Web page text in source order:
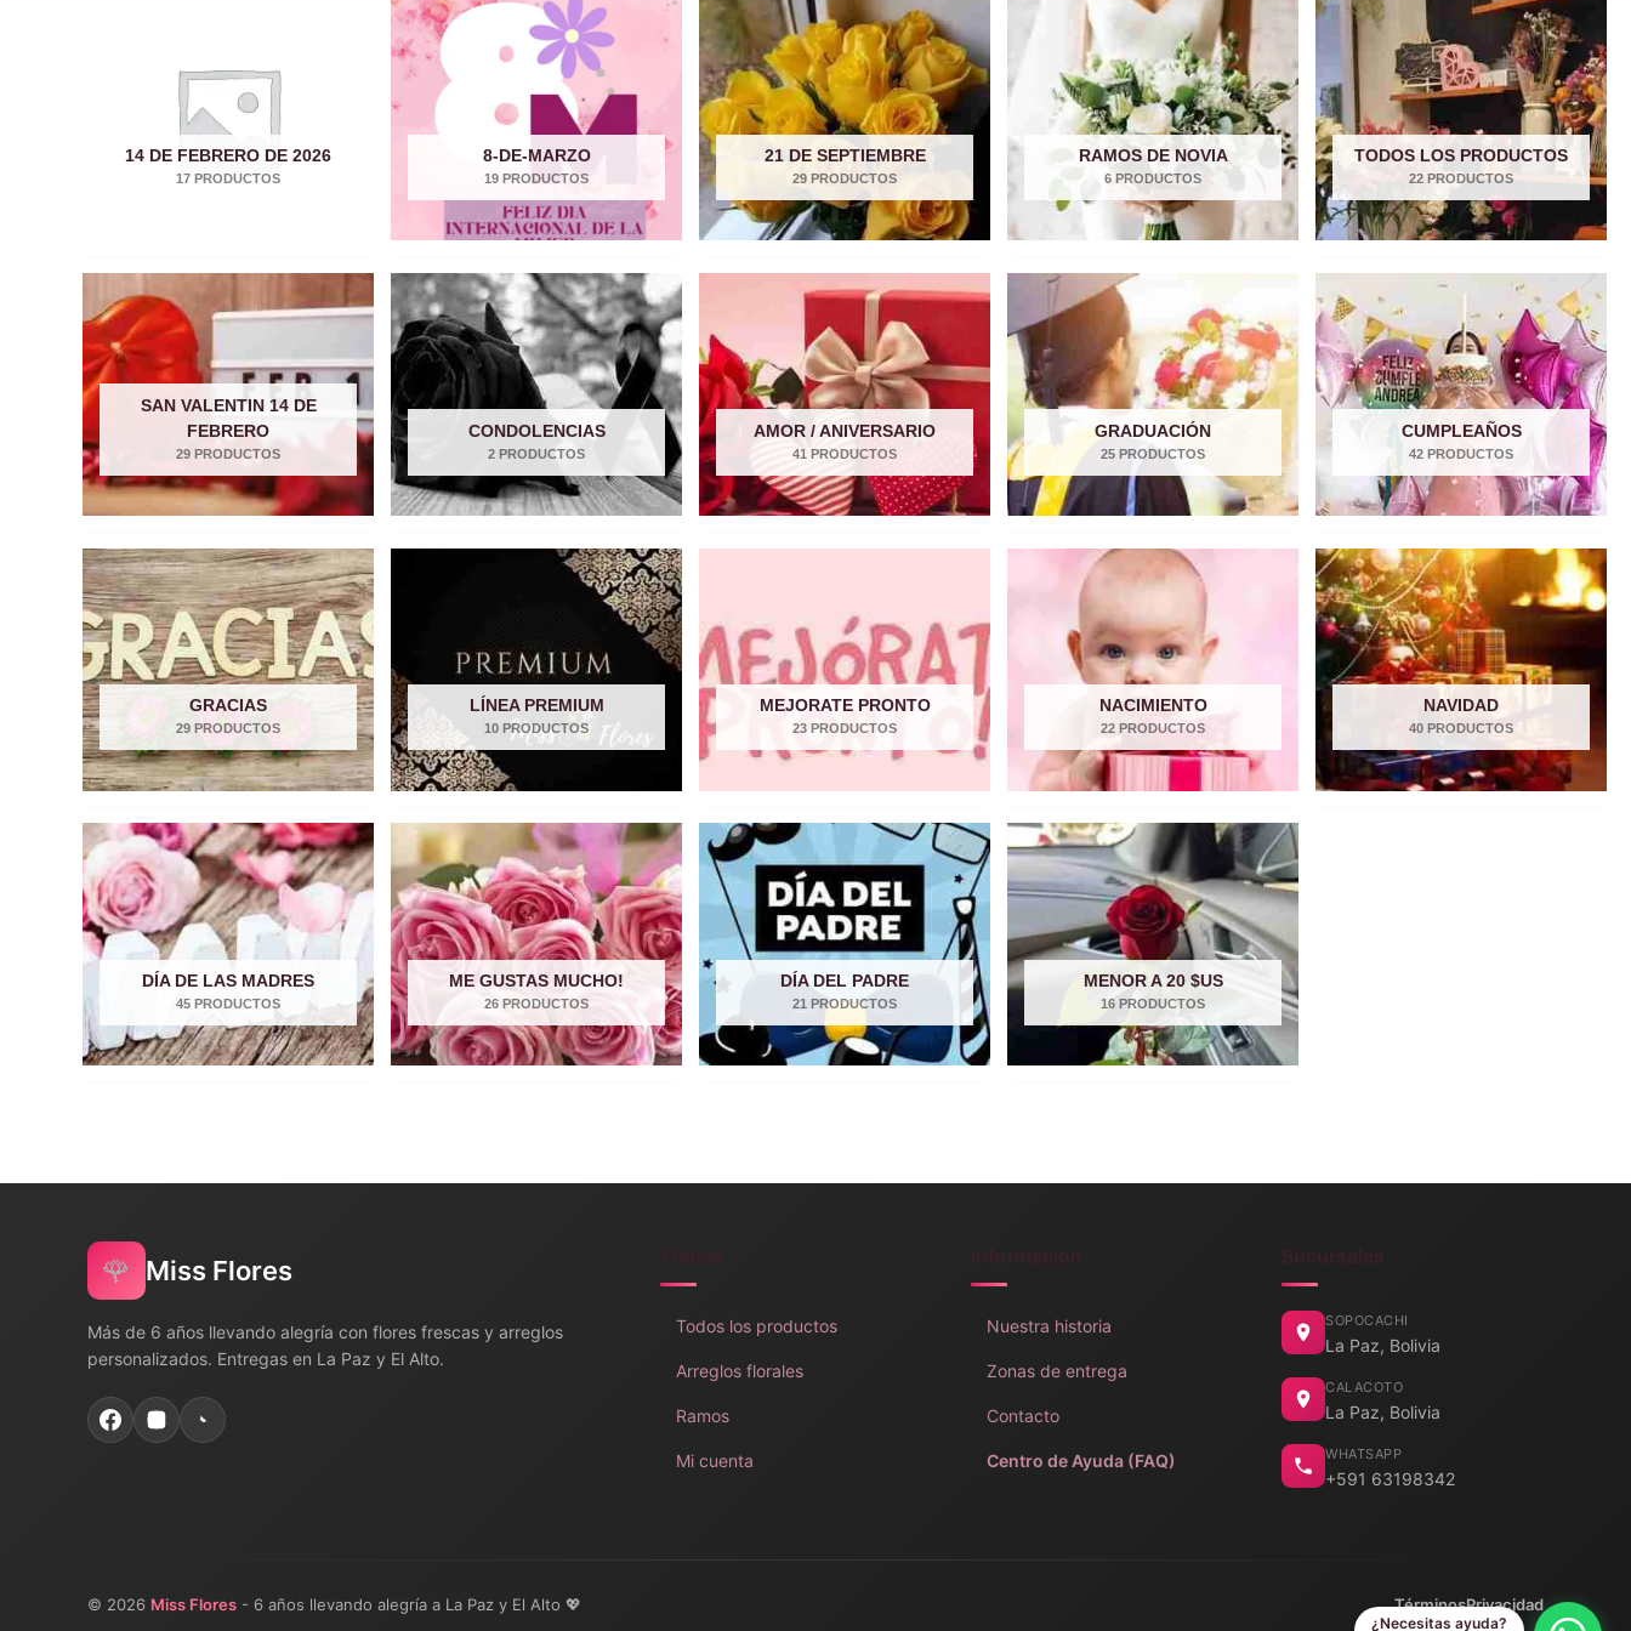
14 DE FEBRERO DE 2026
17 PRODUCTOS
8-DE-MARZO
19 PRODUCTOS
21 DE SEPTIEMBRE
29 PRODUCTOS
RAMOS DE NOVIA
6 PRODUCTOS
TODOS LOS PRODUCTOS
22 PRODUCTOS
SAN VALENTIN 14 DE
FEBRERO
29 PRODUCTOS
CONDOLENCIAS
2 PRODUCTOS
AMOR / ANIVERSARIO
41 PRODUCTOS
GRADUACIÓN
25 PRODUCTOS
CUMPLEAÑOS
42 PRODUCTOS
GRACIAS
29 PRODUCTOS
LÍNEA PREMIUM
10 PRODUCTOS
MEJORATE PRONTO
23 PRODUCTOS
NACIMIENTO
22 PRODUCTOS
NAVIDAD
40 PRODUCTOS
DÍA DE LAS MADRES
45 PRODUCTOS
ME GUSTAS MUCHO!
26 PRODUCTOS
DÍA DEL PADRE
21 PRODUCTOS
MENOR A 20 $US
16 PRODUCTOS
🌹 Miss Flores
Más de 6 años llevando alegría con flores frescas y arreglos
personalizados. Entregas en La Paz y El Alto.
Tienda
Todos los productos
Arreglos florales
Ramos
Mi cuenta
Información
Nuestra historia
Zonas de entrega
Contacto
Centro de Ayuda (FAQ)
Sucursales
SOPOCACHI
La Paz, Bolivia
CALACOTO
La Paz, Bolivia
WHATSAPP
+591 63198342
© 2026 Miss Flores - 6 años llevando alegría a La Paz y El Alto 💖 TérminosPrivacidad
¿Necesitas ayuda?